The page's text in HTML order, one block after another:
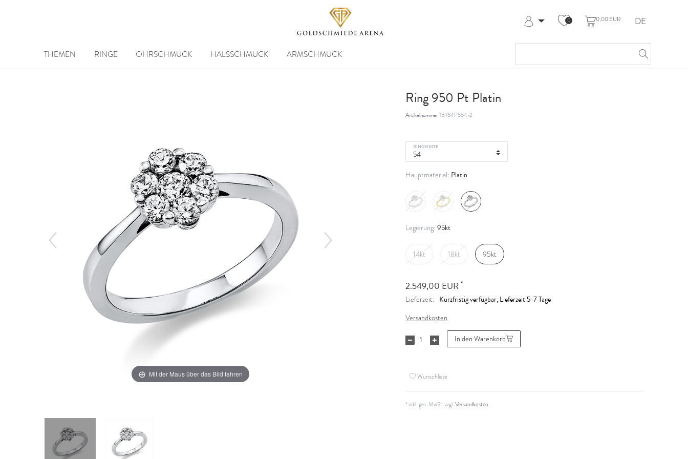
0 0,00 EUR DE
THEMEN RINGE OHRSCHMUCK HALSSCHMUCK ARMSCHMUCK
Mit der Maus über das Bild fahren
Ring 950 Pt Platin
Artikelnummer1B784P554-2
RINGWEITE
Hauptmaterial: Platin
Legierung: 95kt
14kt 18kt 95kt
2.549,00 EUR *
Lieferzeit: Kurzfristig verfügbar, Lieferzeit 5-7 Tage
Versandkosten
In den Warenkorb
Wunschliste
* inkl. ges. MwSt. zzgl.Versandkosten